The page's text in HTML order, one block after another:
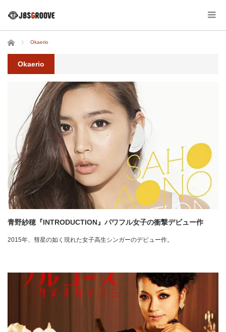
ホーム Okaerio
Okaerio
青野紗穂『INTRODUCTION』パワフル女子の衝撃デビュー作
2015年、彗星の如く現れた女子高生シンガーのデビュー作。